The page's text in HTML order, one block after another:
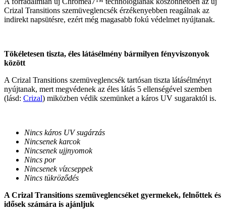
Crizal Transitions szemüveglencsék érzékenyebben reagálnak az
indirekt napsütésre, ezért még magasabb fokú védelmet nyújtanak.
Tökéletesen tiszta, éles látásélmény bármilyen fényviszonyok
között
A Crizal Transitions szemüveglencsék tartósan tiszta látásélményt
nyújtanak, mert megvédenek az éles látás 5 ellenségével szemben
(lásd: Crizal) miközben védik szemünket a káros UV sugaraktól is.
Nincs káros UV sugárzás
Nincsenek karcok
Nincsenek ujjnyomok
Nincs por
Nincsenek vízcseppek
Nincs tükröződés
A Crizal Transitions szemüveglencséket gyermekek, felnőttek és
idősek számára is ajánljuk